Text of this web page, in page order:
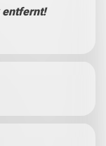
entfernt!